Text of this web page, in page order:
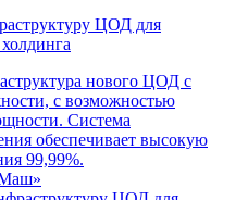
ЦОД для
нового ЦОД с
с возможностью
Система
обеспечивает высокую
99,99%.